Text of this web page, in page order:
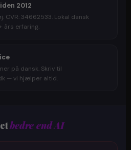
2012
CVR: 34662533. Lokal dansk
års erfaring.
på dansk. Skriv til
— vi hjælper altid.
bedre end AI